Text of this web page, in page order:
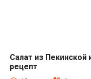
Салат из Пекинской
рецепт